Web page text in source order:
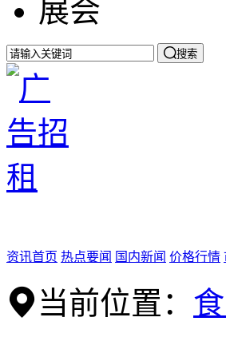
展会
搜索
资讯首页 热点要闻 国内新闻 价格行情
当前位置：